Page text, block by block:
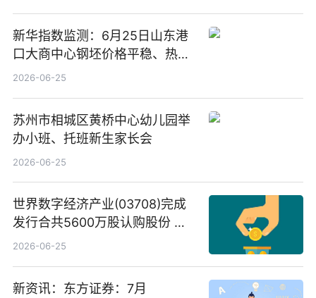
新华指数监测：6月25日山东港
口大商中心钢坯价格平稳、热轧
C料价格微幅下跌
2026-06-25
苏州市相城区黄桥中心幼儿园举
办小班、托班新生家长会
2026-06-25
世界数字经济产业(03708)完成
发行合共5600万股认购股份 净
筹约1007万港元 独家焦点
2026-06-25
新资讯：东方证券：7月